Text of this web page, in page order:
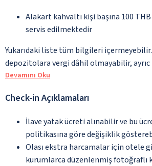
Alakart kahvaltı kişi başına 100 THB
servis edilmektedir
Yukarıdaki liste tüm bilgileri
depozitolara vergi dâhil olmayabilir, ayrıc
Devamını Oku
Check-in Açıklamaları
İlave yatak ücreti alınabilir ve bu
politikasına göre değişiklik
Olası ekstra harcamalar için otele
kurumlarca düzenlenmiş fotoğraflı